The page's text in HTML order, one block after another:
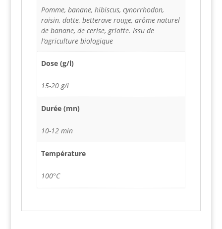
Pomme, banane, hibiscus, cynorrhodon,
raisin, datte, betterave rouge, arôme naturel
de banane, de cerise, griotte. Issu de
l‘agriculture biologique
Dose (g/l)
15-20 g/l
Durée (mn)
10-12 min
Température
100°C